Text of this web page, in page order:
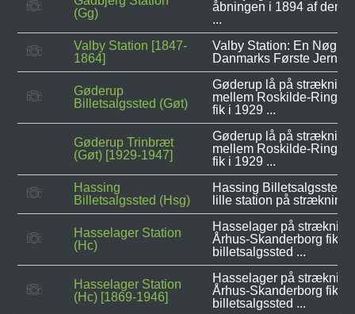
(Gg)
åbningen i 1894 af den
...
Valby Station [1847-
1864]
Valby Station: En
Danmarks Første
Gøderup
Billetsalgssted (Gøt)
Gøderup lå på
mellem Roskilde-
fik i 1929 ...
Gøderup Trinbræt
(Gøt) [1929-1947]
Gøderup lå på
mellem Roskilde-
fik i 1929 ...
Hassing
Billetsalgssted (Hsg)
Hassing Billetsalgssted
lille station på
Hasselager Station
(Hc)
Hasselager på
Århus-Skanderborg fik
billetsalgssted ...
Hasselager Station
(Hc) [1869-1946]
Hasselager på
Århus-Skanderborg fik
billetsalgssted ...